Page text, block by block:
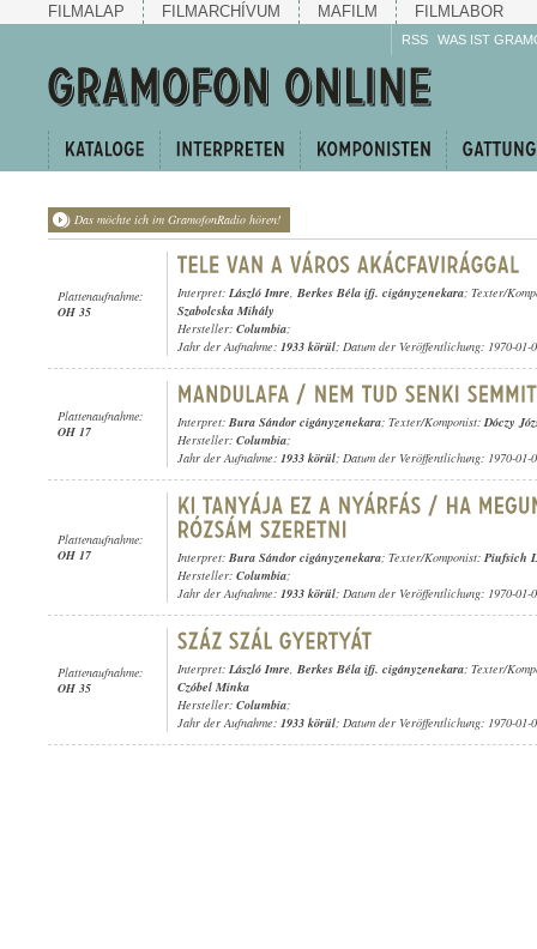
FILMALAP FILMARCHÍVUM MAFILM FILMLABOR
RSS WAS IST
Das möchte ich im GramofonRadio hören!
Plattenaufnahme:
OH 35
Interpret: László Imre, Berkes Béla ifj. cigányzenekara; Texter/
Szabolcska Mihály
Hersteller: Columbia;
Jahr der Aufnahme: 1933 körül; Datum der Veröffentlichung: 1970-01-
Plattenaufnahme:
OH 17
Interpret: Bura Sándor cigányzenekara; Texter/Komponist:Dóczy
Hersteller: Columbia;
Jahr der Aufnahme: 1933 körül; Datum der Veröffentlichung: 1970-01-
Plattenaufnahme:
OH 17
Interpret: Bura Sándor cigányzenekara; Texter/Komponist: Piufsich
Hersteller: Columbia;
Jahr der Aufnahme: 1933 körül; Datum der Veröffentlichung: 1970-01-
Plattenaufnahme:
OH 35
Interpret: László Imre, Berkes Béla ifj. cigányzenekara; Texter/
Czóbel Minka
Hersteller: Columbia;
Jahr der Aufnahme: 1933 körül; Datum der Veröffentlichung: 1970-01-